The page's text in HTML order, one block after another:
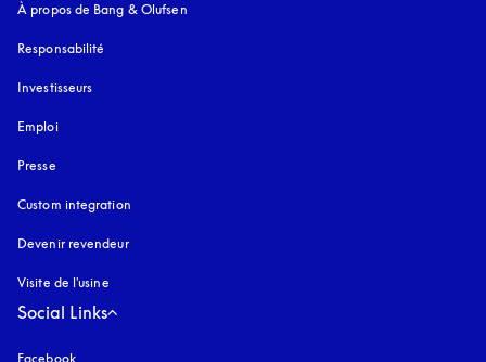
À propos de Bang & Olufsen
Responsabilité
Investisseurs
Emploi
Presse
Custom integration
Devenir revendeur
Visite de l'usine
Social Links
Facebook